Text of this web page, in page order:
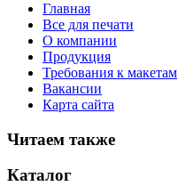
Главная
Все для печати
О компании
Продукция
Требования к макетам
Вакансии
Карта сайта
Читаем также
Каталог